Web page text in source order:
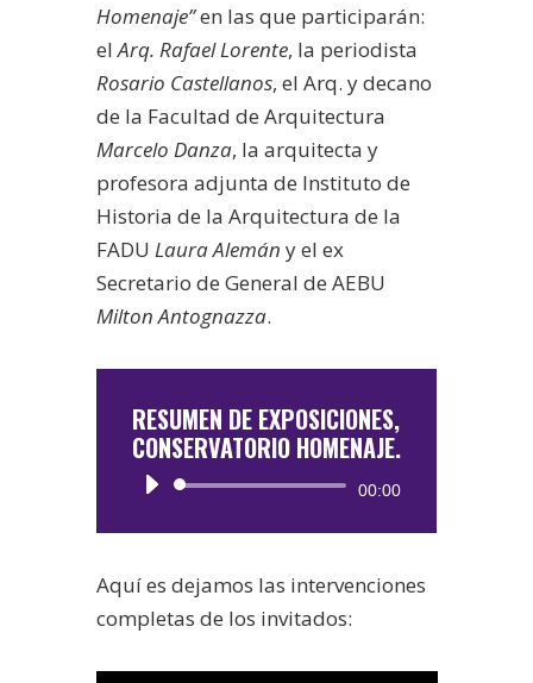
Homenaje”en las que participarán:
elArq. Rafael Lorente, la periodista
Rosario Castellanos, el Arq. y decano
de la Facultad de Arquitectura
Marcelo Danza, la arquitecta y
profesora adjunta de Instituto de
Historia de la Arquitectura de la
FADU Laura Alemán y el ex
Secretario de General de AEBU
Milton Antognazza.
RESUMEN DE EXPOSICIONES,
CONSERVATORIO HOMENAJE.
Reproductor
00:00
Aquí es dejamos las intervenciones
completas de los invitados: